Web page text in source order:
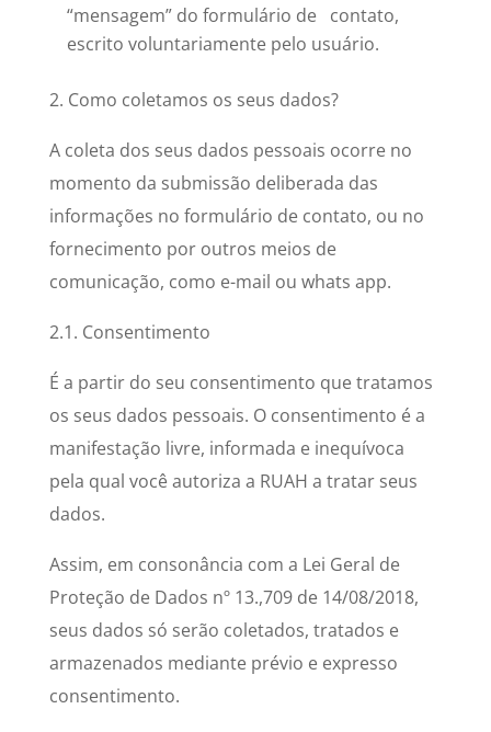
“mensagem” do formulário de contato,
escrito voluntariamente pelo usuário.
2. Como coletamos os seus dados?
A coleta dos seus dados pessoais ocorre no
momento da submissão deliberada das
informações no formulário de contato, ou no
fornecimento por outros meios de
comunicação, como e-mail ou whats app.
2.1. Consentimento
É a partir do seu consentimento que tratamos
os seus dados pessoais. O consentimento é a
manifestação livre, informada e inequívoca
pela qual você autoriza a RUAH a tratar seus
dados.
Assim, em consonância com a Lei Geral de
Proteção de Dados nº 13.,709 de 14/08/2018,
seus dados só serão coletados, tratados e
armazenados mediante prévio e expresso
consentimento.